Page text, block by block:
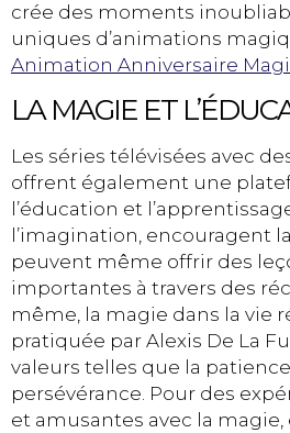
crée des moments
uniques d’animations
Animation Anniversaire
LA MAGIE ET
Les séries télévisées avec
offrent également une
l’éducation et
l’imagination, encouragent
peuvent même offrir des
importantes à travers des
même, la magie dans la vie
pratiquée par Alexis De La
valeurs telles que la
persévérance. Pour des
et amusantes avec la magie,